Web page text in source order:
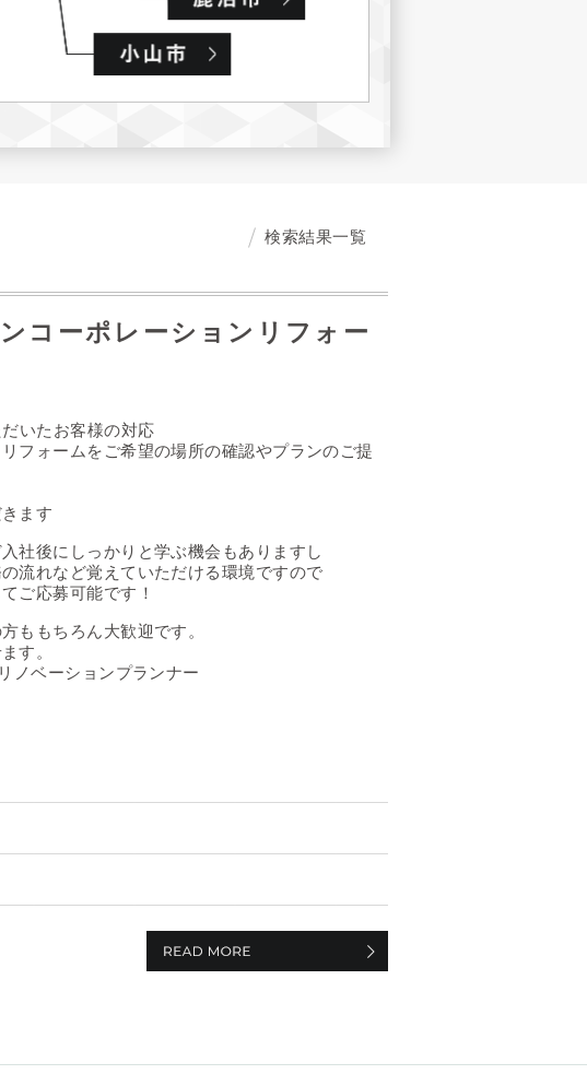
検索結果一覧
コーポレーションリフォー
いたお客様の対応
フォームをご希望の場所の確認やプランのご提
ます
社後にしっかりと学ぶ機会もありますし
流れなど覚えていただける環境ですので
ご応募可能です！
ももちろん大歓迎です。
す。
ノベーションプランナー